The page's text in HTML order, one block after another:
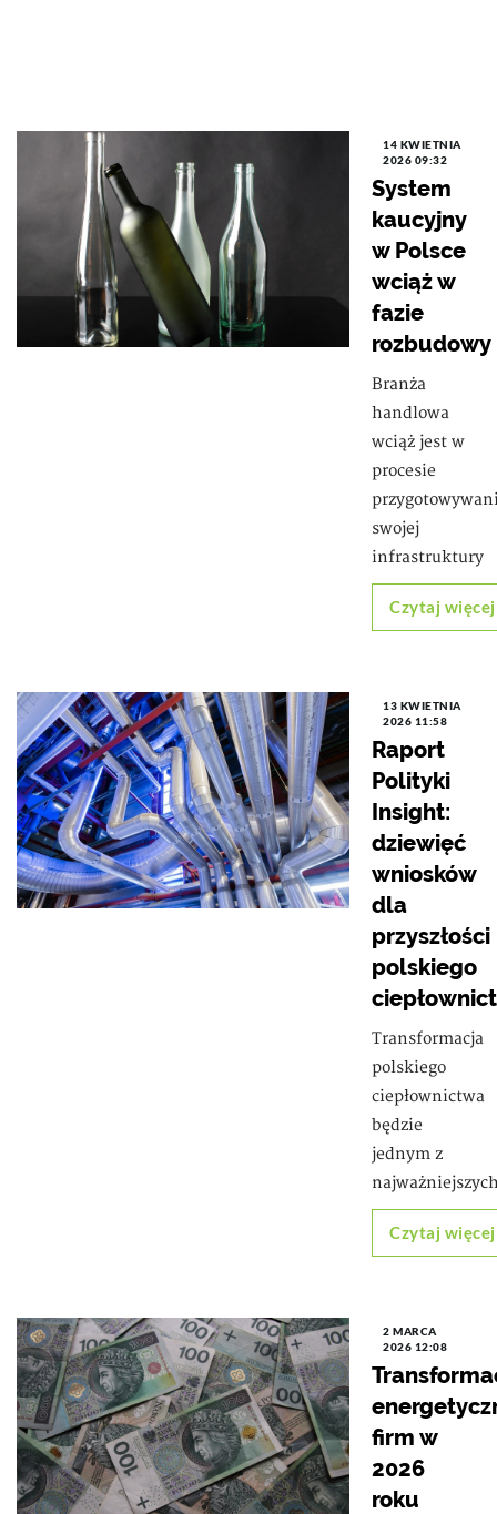
14 KWIETNIA
2026 09:32
System
kaucyjny
w Polsce
wciąż w
fazie
rozbudowy
Branża
handlowa
wciąż jest w
procesie
swojej
infrastruktury
Czytaj więcej
13 KWIETNIA
2026 11:58
Raport
Polityki
Insight:
dziewięć
wniosków
dla
przyszłości
polskiego
Transformacja
polskiego
ciepłownictwa
będzie
jednym z
Czytaj więcej
2 MARCA
2026 12:08
firm w
2026
roku